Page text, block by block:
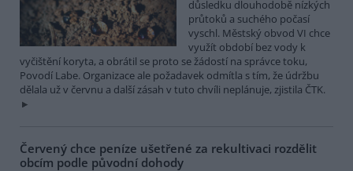
důsledku dlouhodobě nízkých
průtoků a suchého počasí
vyschl. Městský obvod VI chce
využít období bez vody k
vyčištění koryta, a obrátil se proto se žádostí na správce toku,
Povodí Labe. Organizace ale požadavek odmítla s tím, že údržbu
dělala už v červnu a další zásah v tuto chvíli neplánuje, zjistila ČTK.
Červený chce peníze ušetřené za rekultivaci rozdělit
obcím podle původní dohody